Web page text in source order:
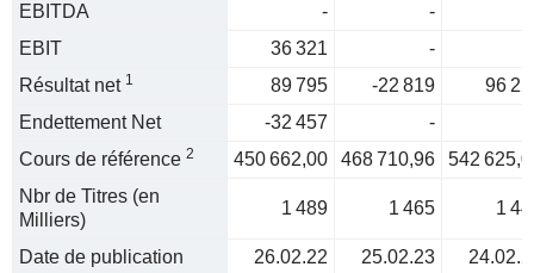
EBITDA
-
-
EBIT
36 321
-
Résultat net 1 89 795 -22 819
96
Endettement Net
-32 457
-
Cours de référence 2 450 662,00 468 710,96
542
Nbr de Titres (en
Milliers)
1 489 1 465 1
Date de publication 26.02.22 25.02.23